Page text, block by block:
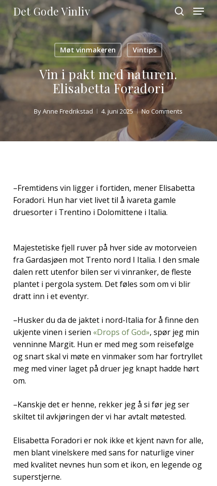
Skip
main
content
Det Gode Vinliv
search
Menu
Møt vinmakeren Vintips
Vin i pakt med naturen.
Elisabetta Foradori
ByAnne Fredrikstad 4. juni 2025 No Comments
–Fremtidens vin ligger i fortiden, mener Elisabetta
Foradori. Hun har viet livet til å ivareta gamle
druesorter i Trentino i Dolomittene i Italia.
Majestetiske fjell ruver på hver side av motorveien
fra Gardasjøen mot Trento nord I Italia. I den smale
dalen rett utenfor bilen ser vi vinranker, de fleste
plantet i pergola system. Det føles som om vi blir
dratt inn i et eventyr.
–Husker du da de jaktet i nord-Italia for å finne den
ukjente vinen i serien «Drops of God», spør jeg min
venninne Margit. Hun er med meg som reisefølge
og snart skal vi møte en vinmaker som har fortryllet
meg med viner laget på druer jeg knapt hadde hørt
om.
–Kanskje det er henne, rekker jeg å si før jeg ser
skiltet til avkjøringen der vi har avtalt møtested.
Elisabetta Foradori er nok ikke et kjent navn for alle,
men blant vinelskere med sans for naturlige viner
med kvalitet nevnes hun som et ikon, en legende og
superstjerne.
Close
Menu